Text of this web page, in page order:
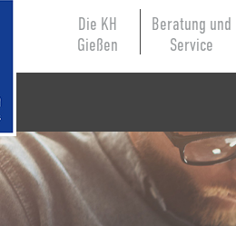
Die KH
Gießen
Beratung und
Service